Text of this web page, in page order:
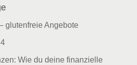
glutenfreie Angebote
Wie du deine finanzielle